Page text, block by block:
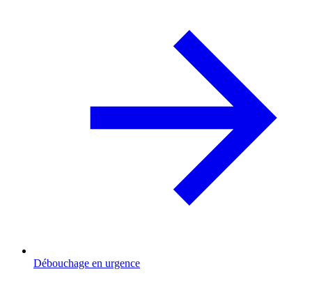
Débouchage en urgence